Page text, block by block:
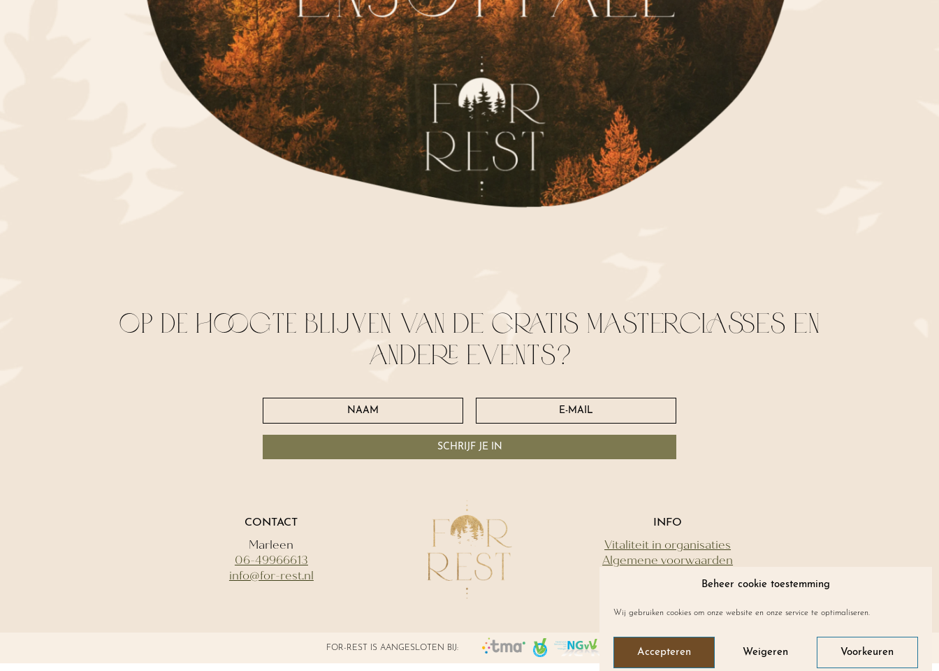
Beheer cookie toestemming
Wij gebruiken cookies om onze website en onze service te optimaliseren.
Accepteren Weigeren Voorkeuren
OP DE HOOGTE BLIJVEN van de gratis masterclasses en
andere events?
SCHRIJF JE IN
CONTACT
Marleen
06-49966613
info@for-rest.nl
INFO
Vitaliteit in organisaties
Algemene voorwaarden
Privacyverklaring
FOR-REST IS AANGESLOTEN BIJ: